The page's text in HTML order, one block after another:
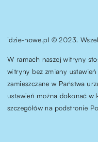
idzie-nowe.pl © 2023.
W ramach naszej witryny
witryny bez zmiany
zamieszczane w Państwa
ustawień można dokonać w
szczegółów na podstronie